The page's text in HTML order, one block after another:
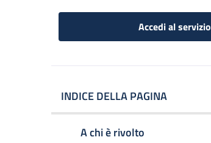
Accedi al servizio
INDICE DELLA PAGINA
A chi è rivolto